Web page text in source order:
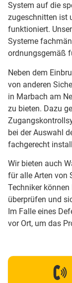
System auf die
zugeschnitten ist
funktioniert.
Systeme
ordnungsgemäß
Neben dem
von anderen
in Marbach am
zu bieten. Dazu
bei der Auswahl
fachgerecht
Wir bieten auch
für alle Arten von
Techniker
überprüfen und
Im Falle eines
vor Ort, um das